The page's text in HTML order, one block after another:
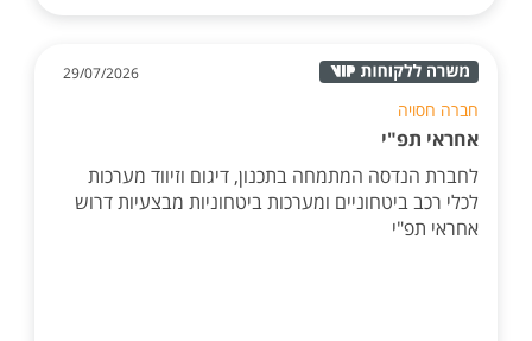
29/07/2026
חברה חסויה
אחראי תפ"י
לחברת הנדסה המתמחה בתכנון, דיגום וזיווד מערכות
לכלי רכב ביטחוניים ומערכות ביטחוניות מבצעיות דרוש
אחראי תפ"י